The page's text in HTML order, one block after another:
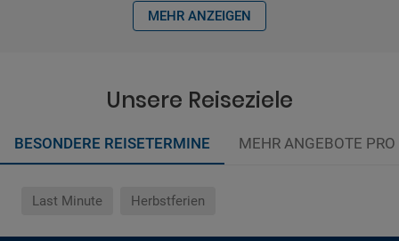
MEHR ANZEIGEN
Unsere Reiseziele
BESONDERE REISETERMINE MEHR ANGEBOTE
Last Minute Herbstferien